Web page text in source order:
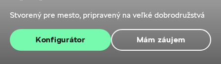
Stvorený pre mesto, pripravený na veľké dobrodružstvá
Konfigurátor Mám záujem